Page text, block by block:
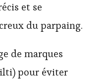
et se
du parpaing.
de marques
pour éviter